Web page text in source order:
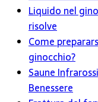
Liquido nel
risolve
Come
ginocchio?
Saune
Benessere